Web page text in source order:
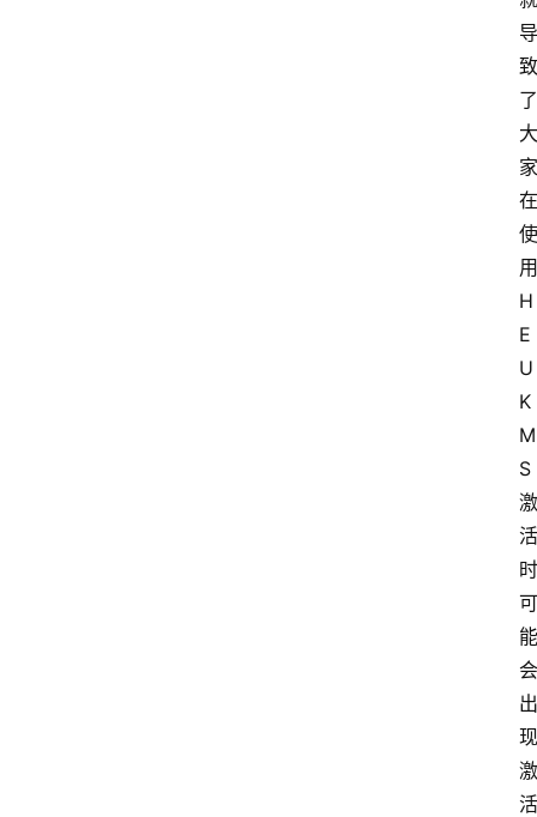
导
致
了
大
家
在
使
用
H
E
U
K
M
S
激
活
时
可
能
会
出
现
激
活